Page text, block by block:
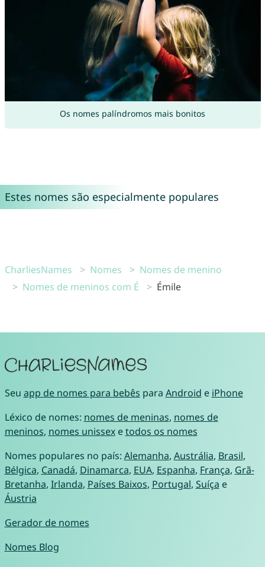
Os nomes palíndromos mais bonitos
Estes nomes são especialmente populares
CharliesNames Nomes
Nomes de menino
Nomes de meninos com É
Émile
Seu app de nomes para bebês para Android e iPhone
Léxico de nomes: nomes de meninas, nomes de
meninos, nomes unissexetodos os nomes
Nomes populares no país: Alemanha, Austrália, Brasil,
Bélgica, Canadá, Dinamarca, EUA, Espanha, França, Grã-
Bretanha, Irlanda, Países Baixos, Portugal, Suíça e
Áustria
Gerador de nomes
Nomes Blog